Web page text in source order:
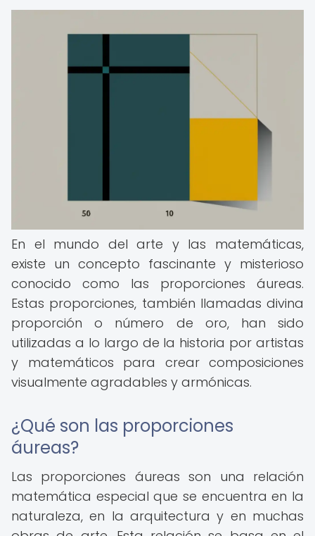
En el mundo del arte y las matemáticas,
existe un concepto fascinante y misterioso
conocido como las proporciones áureas.
Estas proporciones, también llamadas divina
proporción o número de oro, han sido
utilizadas a lo largo de la historia por artistas
y matemáticos para crear composiciones
visualmente agradables y armónicas.
¿Qué son las proporciones
áureas?
Las proporciones áureas son una relación
matemática especial que se encuentra en la
naturaleza, en la arquitectura y en muchas